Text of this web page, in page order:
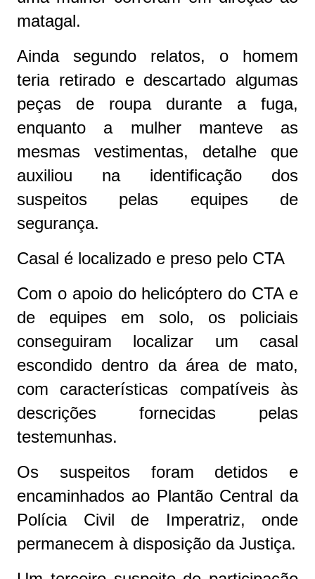
matagal.
Ainda segundo relatos, o homem
teria retirado e descartado algumas
peças de roupa durante a fuga,
enquanto a mulher manteve as
mesmas vestimentas, detalhe que
auxiliou na identificação dos
suspeitos pelas equipes de
segurança.
Casal é localizado e preso pelo CTA
Com o apoio do helicóptero do CTA e
de equipes em solo, os policiais
conseguiram localizar um casal
escondido dentro da área de mato,
com características compatíveis às
descrições fornecidas pelas
testemunhas.
Os suspeitos foram detidos e
encaminhados ao Plantão Central da
Polícia Civil de Imperatriz, onde
permanecem à disposição da Justiça.